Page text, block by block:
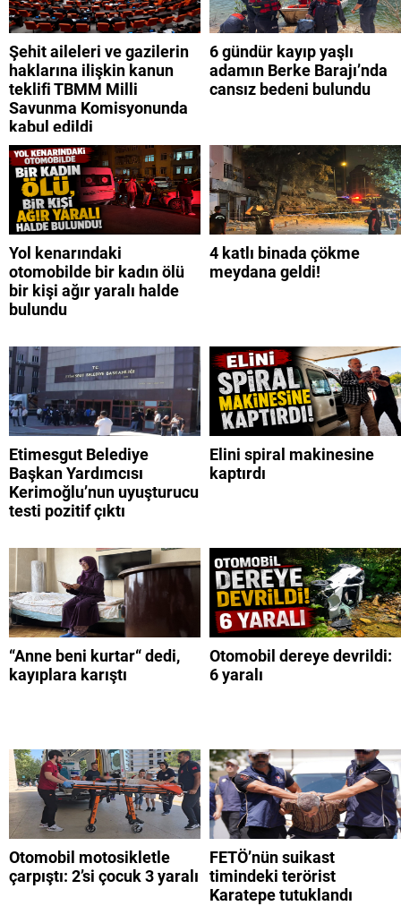
Şehit aileleri ve gazilerin
haklarına ilişkin kanun
teklifi TBMM Milli
Savunma Komisyonunda
kabul edildi
6 gündür kayıp yaşlı
adamın Berke Barajı’nda
cansız bedeni bulundu
Yol kenarındaki
otomobilde bir kadın ölü
bir kişi ağır yaralı halde
bulundu
4 katlı binada çökme
meydana geldi!
Etimesgut Belediye
Başkan Yardımcısı
Kerimoğlu’nun uyuşturucu
testi pozitif çıktı
Elini spiral makinesine
kaptırdı
“Anne beni kurtar“ dedi,
kayıplara karıştı
Otomobil dereye devrildi:
6 yaralı
Otomobil motosikletle
çarpıştı: 2’si çocuk 3 yaralı
FETÖ’nün suikast
timindeki terörist
Karatepe tutuklandı